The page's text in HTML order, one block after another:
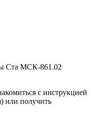
Ста МСК-861.02
с инструкцией
или получить